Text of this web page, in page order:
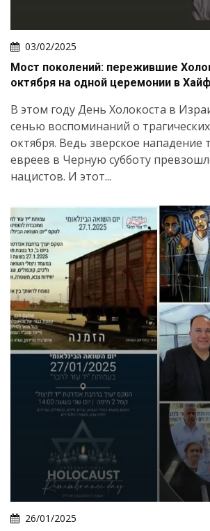
03/02/2025
Мост поколений: пережившие
октября на одной церемонии в
В этом году День Холокоста в
сенью воспоминаний о
октября. Ведь зверское нападение
евреев в Черную субботу
нацистов. И этот...
26/01/2025